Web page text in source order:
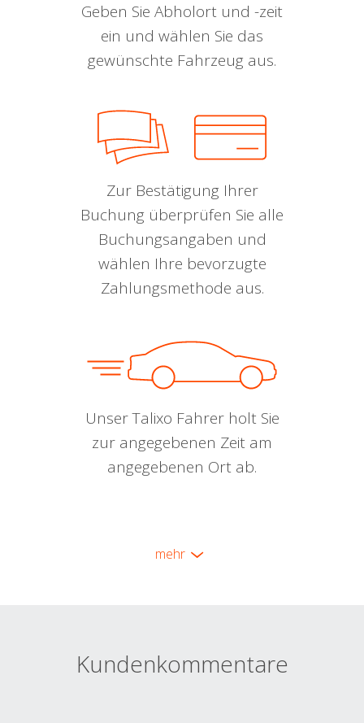
Geben Sie Abholort und -zeit
ein und wählen Sie das
gewünschte Fahrzeug aus.
Zur Bestätigung Ihrer
Buchung überprüfen Sie alle
Buchungsangaben und
wählen Ihre bevorzugte
Zahlungsmethode aus.
Unser Talixo Fahrer holt Sie
zur angegebenen Zeit am
angegebenen Ort ab.
mehr
Kundenkommentare